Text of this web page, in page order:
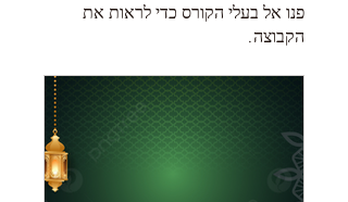
פנו אל בעלי הקורס כדי לראות את
הקבוצה.